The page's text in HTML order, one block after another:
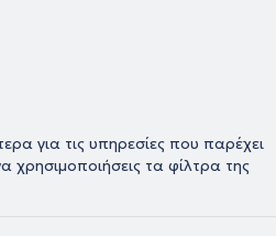
για τις υπηρεσίες που παρέχει
χρησιμοποιήσεις τα φίλτρα της